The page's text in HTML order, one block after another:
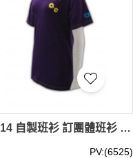
CT014 自製班衫 訂團體班衫 DIY班衫
PV:(6525)